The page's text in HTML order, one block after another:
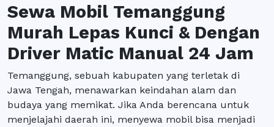
Sewa Mobil Temanggung
Murah Lepas Kunci & Dengan
Driver Matic Manual 24 Jam
Temanggung, sebuah kabupaten yang terletak di
Jawa Tengah, menawarkan keindahan alam dan
budaya yang memikat. Jika Anda berencana untuk
menjelajahi daerah ini, menyewa mobil bisa menjadi